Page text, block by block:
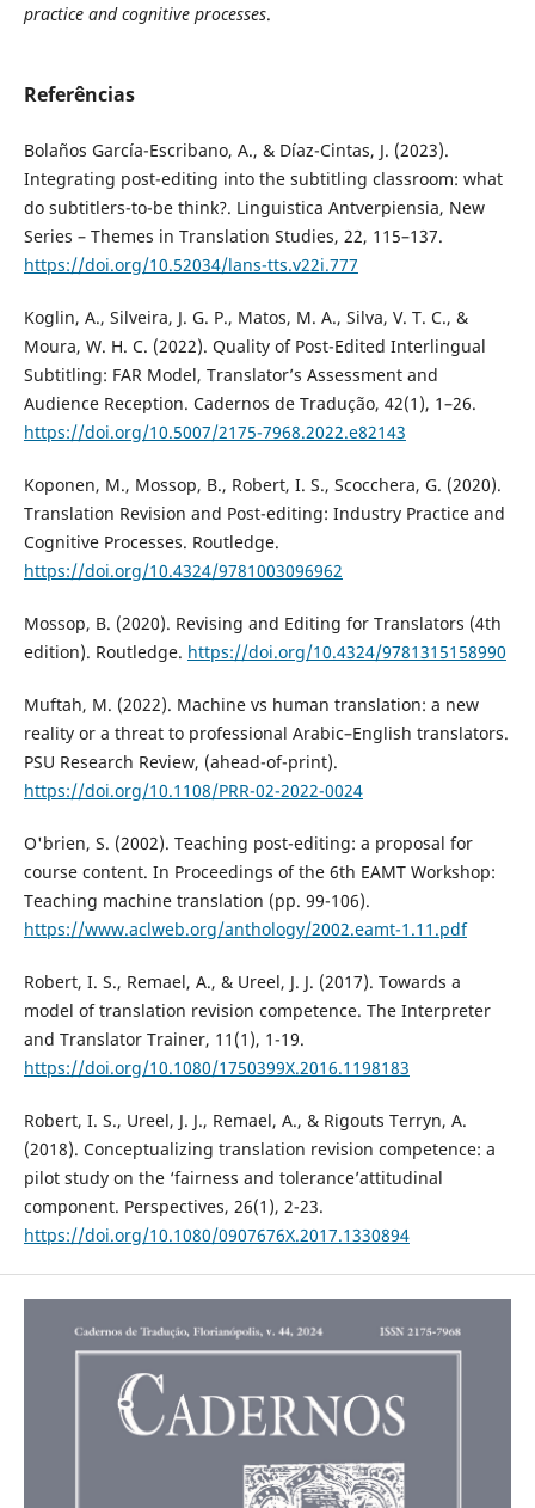
practice and cognitive processes.
Referências
Bolaños García-Escribano, A., & Díaz-Cintas, J. (2023).
Integrating post-editing into the subtitling classroom: what
do subtitlers-to-be think?. Linguistica Antverpiensia, New
Series – Themes in Translation Studies, 22, 115–137.
https://doi.org/10.52034/lans-tts.v22i.777
Koglin, A., Silveira, J. G. P., Matos, M. A., Silva, V. T. C., &
Moura, W. H. C. (2022). Quality of Post-Edited Interlingual
Subtitling: FAR Model, Translator’s Assessment and
Audience Reception. Cadernos de Tradução, 42(1), 1–26.
https://doi.org/10.5007/2175-7968.2022.e82143
Koponen, M., Mossop, B., Robert, I. S., Scocchera, G. (2020).
Translation Revision and Post-editing: Industry Practice and
Cognitive Processes. Routledge.
https://doi.org/10.4324/9781003096962
Mossop, B. (2020). Revising and Editing for Translators (4th
edition). Routledge. https://doi.org/10.4324/9781315158990
Muftah, M. (2022). Machine vs human translation: a new
reality or a threat to professional Arabic–English translators.
PSU Research Review, (ahead-of-print).
https://doi.org/10.1108/PRR-02-2022-0024
O'brien, S. (2002). Teaching post-editing: a proposal for
course content. In Proceedings of the 6th EAMT Workshop:
Teaching machine translation (pp. 99-106).
https://www.aclweb.org/anthology/2002.eamt-1.11.pdf
Robert, I. S., Remael, A., & Ureel, J. J. (2017). Towards a
model of translation revision competence. The Interpreter
and Translator Trainer, 11(1), 1-19.
https://doi.org/10.1080/1750399X.2016.1198183
Robert, I. S., Ureel, J. J., Remael, A., & Rigouts Terryn, A.
(2018). Conceptualizing translation revision competence: a
pilot study on the ‘fairness and tolerance’attitudinal
component. Perspectives, 26(1), 2-23.
https://doi.org/10.1080/0907676X.2017.1330894